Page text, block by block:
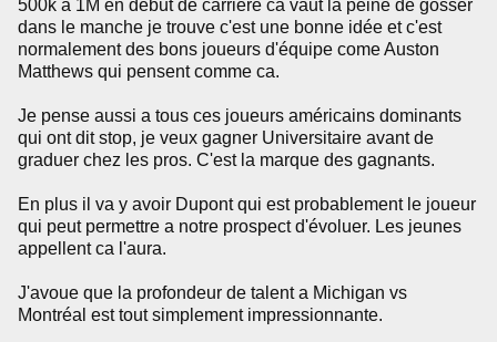
500k a 1M en début de carriere ca vaut la peine de gosser
dans le manche je trouve c'est une bonne idée et c'est
normalement des bons joueurs d'équipe come Auston
Matthews qui pensent comme ca.
Je pense aussi a tous ces joueurs américains dominants
qui ont dit stop, je veux gagner Universitaire avant de
graduer chez les pros. C'est la marque des gagnants.
En plus il va y avoir Dupont qui est probablement le joueur
qui peut permettre a notre prospect d'évoluer. Les jeunes
appellent ca l'aura.
J'avoue que la profondeur de talent a Michigan vs
Montréal est tout simplement impressionnante.